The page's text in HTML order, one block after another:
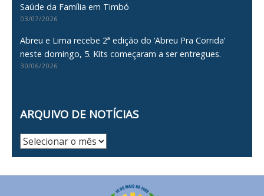
Saúde da Família em Timbó
03/07/2026
Abreu e Lima recebe 2ª edição do ‘Abreu Pra Corrida’
neste domingo, 5. Kits começaram a ser entregues.
30/06/2026
ARQUIVO DE NOTÍCIAS
Arquivo